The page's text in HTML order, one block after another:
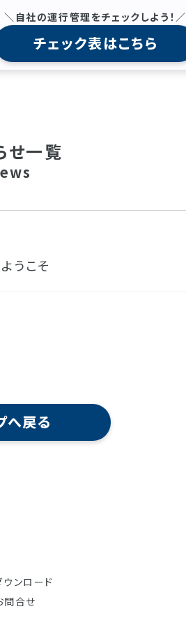
＼自社の運行管理をチェックしよう！／
チェック表はこちら
せ一覧
うこそ
へ戻る
ンロード
問合せ